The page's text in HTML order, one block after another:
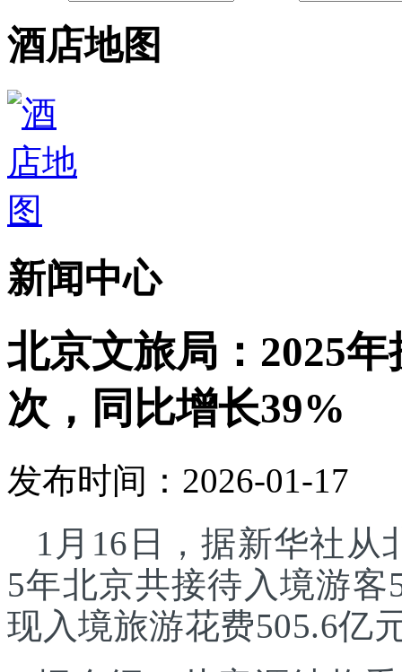
酒店地图
新闻中心
北京文旅局：2025
次，同比增长39%
发布时间：2026-01-17
1月16日，据新华社从
5年北京共接待入境游客
现入境旅游花费505.6亿